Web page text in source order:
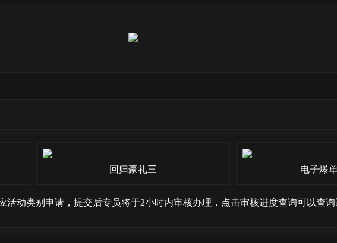
回归豪礼三 电子爆
活动类别申请，提交后专员将于2小时内审核办理，点击审核进度查询可以查